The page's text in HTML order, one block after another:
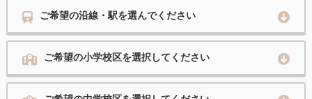
ご希望の沿線・駅を選んでください
ご希望の小学校区を選択してください